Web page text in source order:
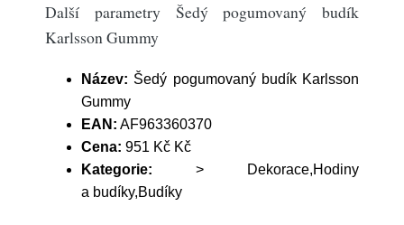
Další parametry Šedý pogumovaný budík
Karlsson Gummy
Název: Šedý pogumovaný budík Karlsson
Gummy
EAN: AF963360370
Cena: 951 Kč Kč
Kategorie: > Dekorace,Hodiny
a budíky,Budíky